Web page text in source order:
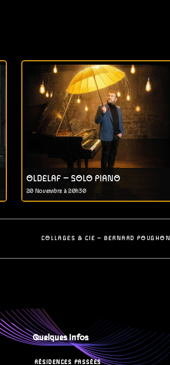
OLDELAF – SOLO PIANO
20 Novembre à 20h30
COLLAGES & CIE – BERNARD POUGHON
Quelques Infos
RÉSIDENCES PASSÉES